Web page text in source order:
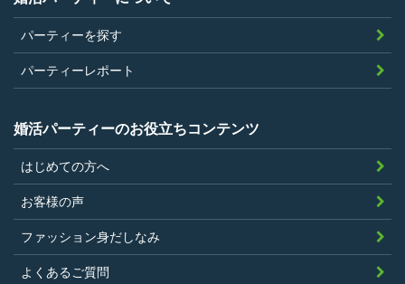
されている年齢条件にあてはまっている
こと。
参加条件があり証明書が必要なパーティ
ーは、その条件にあてはまっており且つ
弊社が希望する証明書を持参できるこ
過去に、当社運営サービスにおいて、不
正行為、ストーカー行為、クレジットカ
ードの不正利用その他問題のある行為を
したことがないこと
暴力団等の反社会的勢力の関係者でな
パーティーを探す
パーティーレポート
婚活パーティーのお役立ちコンテンツ
はじめての方へ
お客様の声
ファッション身だしなみ
よくあるご質問